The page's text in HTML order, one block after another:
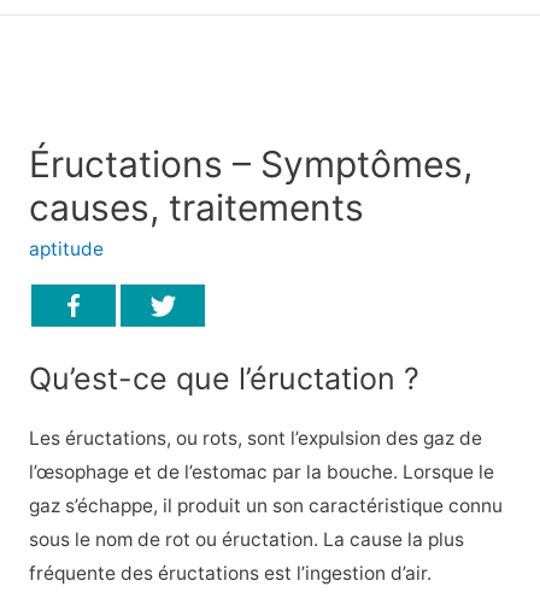
Éructations – Symptômes,
causes, traitements
aptitude
Qu’est-ce que l’éructation ?
Les éructations, ou rots, sont l’expulsion des gaz de
l’œsophage et de l’estomac par la bouche. Lorsque le
gaz s’échappe, il produit un son caractéristique connu
sous le nom de rot ou éructation. La cause la plus
fréquente des éructations est l’ingestion d’air.